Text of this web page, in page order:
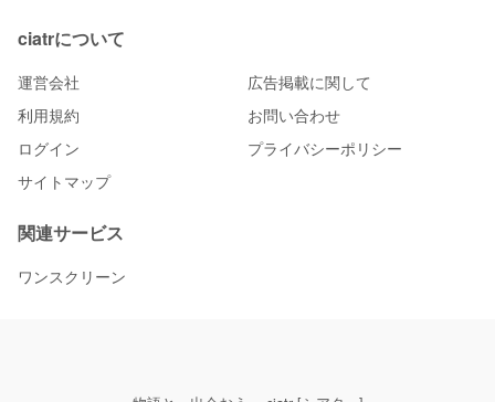
ciatrについて
運営会社
広告掲載に関して
利用規約
お問い合わせ
ログイン
プライバシーポリシー
サイトマップ
関連サービス
ワンスクリーン